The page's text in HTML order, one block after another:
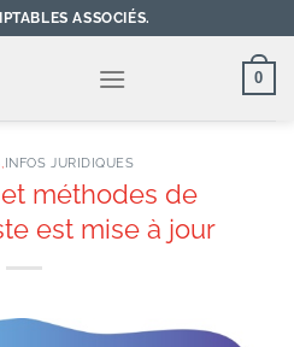
ASSOCIÉS.
0
,INFOS JURIDIQUES
méthodes de
est mise à jour